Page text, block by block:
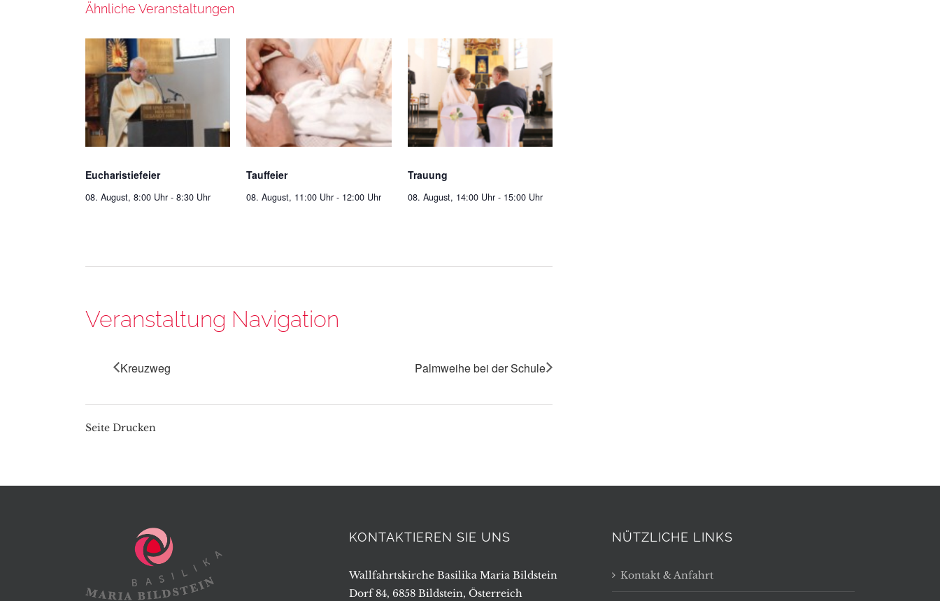
Ähnliche Veranstaltungen
Eucharistiefeier
08. August, 8:00 Uhr - 8:30 Uhr
Tauffeier
08. August, 11:00 Uhr - 12:00 Uhr
Trauung
08. August, 14:00 Uhr - 15:00 Uhr
Veranstaltung Navigation
Kreuzweg Palmweihe bei der Schule
Seite Drucken
KONTAKTIEREN SIE UNS
Wallfahrtskirche Basilika Maria Bildstein
Dorf 84, 6858 Bildstein, Österreich
NÜTZLICHE LINKS
Kontakt & Anfahrt